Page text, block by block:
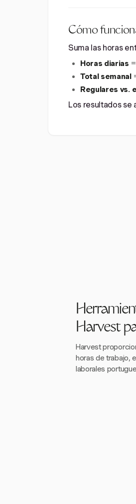
Cómo
Suma las horas
Horas diarias
Total semanal
Regulares vs.
Los resultados se
Harvest
Harvest
horas de trabajo,
laborales